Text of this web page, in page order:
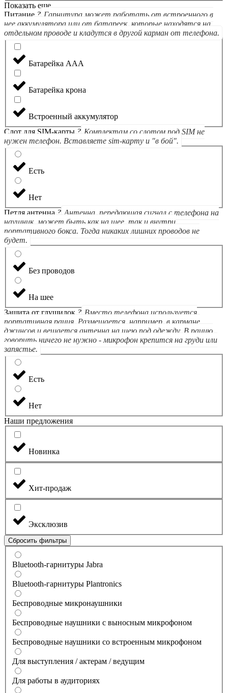
Показать еще
Питание ? Гарнитура может работать от встроенного в
нее аккумулятора или от батареек, которые находятся на
отдельном проводе и кладутся в другой карман от телефона.
Батарейка ААА
Батарейка крона
Встроенный аккумулятор
Слот для SIM-карты ? Комплектам со слотом под SIM не
нужен телефон. Вставляете sim-карту и "в бой".
Есть
Нет
Петля антенна ? Антенна, передающая сигнал с телефона на
наушник, может быть как на шее, так и внутри
портативного бокса. Тогда никаких лишних проводов не
будет.
Без проводов
На шее
Защита от глушилок ? Вместо телефона используется
портативная рация. Размещается, например, в кармане
джинсов и вешается антенна на шею под одежду. В рацию
говорить ничего не нужно - микрофон крепится на груди или
запястье.
Есть
Нет
Наши предложения
Новинка
Хит-продаж
Эксклюзив
Сбросить фильтры
Bluetooth-гарнитуры Jabra
Bluetooth-гарнитуры Plantronics
Беспроводные микронаушники
Беспроводные наушники с выносным микрофоном
Беспроводные наушники со встроенным микрофоном
Для выступления / актерам / ведущим
Для работы в аудиториях